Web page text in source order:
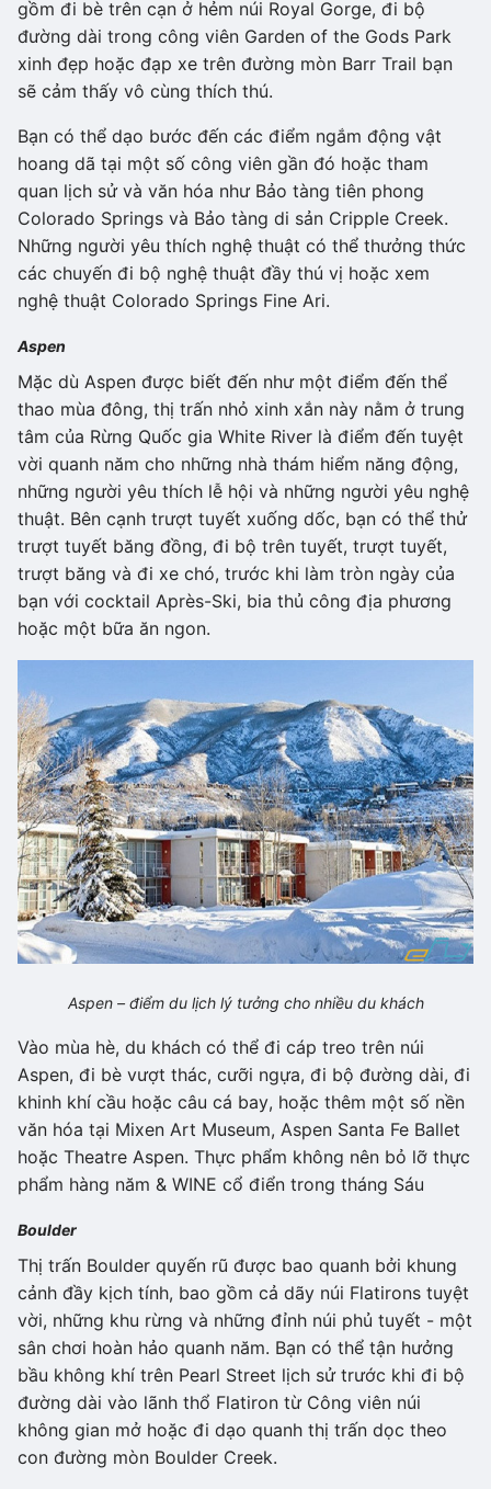
gồm đi bè trên cạn ở hẻm núi Royal Gorge, đi bộ
đường dài trong công viên Garden of the Gods Park
xinh đẹp hoặc đạp xe trên đường mòn Barr Trail bạn
sẽ cảm thấy vô cùng thích thú.
Bạn có thể dạo bước đến các điểm ngắm động vật
hoang dã tại một số công viên gần đó hoặc tham
quan lịch sử và văn hóa như Bảo tàng tiên phong
Colorado Springs và Bảo tàng di sản Cripple Creek.
Những người yêu thích nghệ thuật có thể thưởng thức
các chuyến đi bộ nghệ thuật đầy thú vị hoặc xem
nghệ thuật Colorado Springs Fine Ari.
Aspen
Mặc dù Aspen được biết đến như một điểm đến thể
thao mùa đông, thị trấn nhỏ xinh xắn này nằm ở trung
tâm của Rừng Quốc gia White River là điểm đến tuyệt
vời quanh năm cho những nhà thám hiểm năng động,
những người yêu thích lễ hội và những người yêu nghệ
thuật. Bên cạnh trượt tuyết xuống dốc, bạn có thể thử
trượt tuyết băng đồng, đi bộ trên tuyết, trượt tuyết,
trượt băng và đi xe chó, trước khi làm tròn ngày của
bạn với cocktail Après-Ski, bia thủ công địa phương
hoặc một bữa ăn ngon.
Aspen – điểm du lịch lý tưởng cho nhiều du khách
Vào mùa hè, du khách có thể đi cáp treo trên núi
Aspen, đi bè vượt thác, cưỡi ngựa, đi bộ đường dài, đi
khinh khí cầu hoặc câu cá bay, hoặc thêm một số nền
văn hóa tại Mixen Art Museum, Aspen Santa Fe Ballet
hoặc Theatre Aspen. Thực phẩm không nên bỏ lỡ thực
phẩm hàng năm & WINE cổ điển trong tháng Sáu
Boulder
Thị trấn Boulder quyến rũ được bao quanh bởi khung
cảnh đầy kịch tính, bao gồm cả dãy núi Flatirons tuyệt
vời, những khu rừng và những đỉnh núi phủ tuyết - một
sân chơi hoàn hảo quanh năm. Bạn có thể tận hưởng
bầu không khí trên Pearl Street lịch sử trước khi đi bộ
đường dài vào lãnh thổ Flatiron từ Công viên núi
không gian mở hoặc đi dạo quanh thị trấn dọc theo
con đường mòn Boulder Creek.